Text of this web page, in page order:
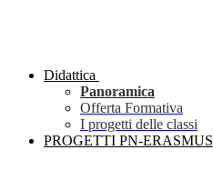
Didattica
Panoramica
Offerta Formativa
I progetti delle classi
PROGETTI PN-ERASMUS